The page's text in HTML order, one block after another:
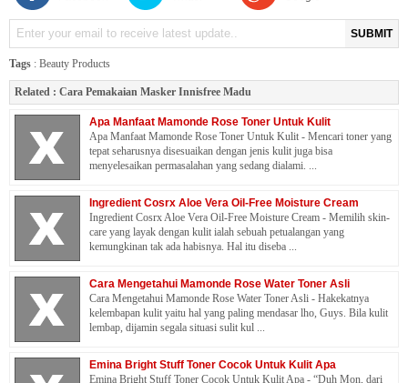
SUBMIT
Tags : Beauty Products
Related : Cara Pemakaian Masker Innisfree Madu
Apa Manfaat Mamonde Rose Toner Untuk Kulit
Apa Manfaat Mamonde Rose Toner Untuk Kulit - Mencari toner yang
tepat seharusnya disesuaikan dengan jenis kulit juga bisa
menyelesaikan permasalahan yang sedang dialami. ...
Ingredient Cosrx Aloe Vera Oil-Free Moisture Cream
Ingredient Cosrx Aloe Vera Oil-Free Moisture Cream - Memilih skin-
care yang layak dengan kulit ialah sebuah petualangan yang
kemungkinan tak ada habisnya. Hal itu diseba ...
Cara Mengetahui Mamonde Rose Water Toner Asli
Cara Mengetahui Mamonde Rose Water Toner Asli - Hakekatnya
kelembapan kulit yaitu hal yang paling mendasar lho, Guys. Bila kulit
lembap, dijamin segala situasi sulit kul ...
Emina Bright Stuff Toner Cocok Untuk Kulit Apa
Emina Bright Stuff Toner Cocok Untuk Kulit Apa - “Duh Mon, dari